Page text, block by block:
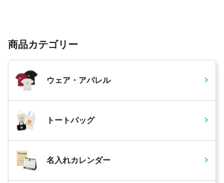
商品カテゴリー
ウェア・アパレル
トートバッグ
名入れカレンダー